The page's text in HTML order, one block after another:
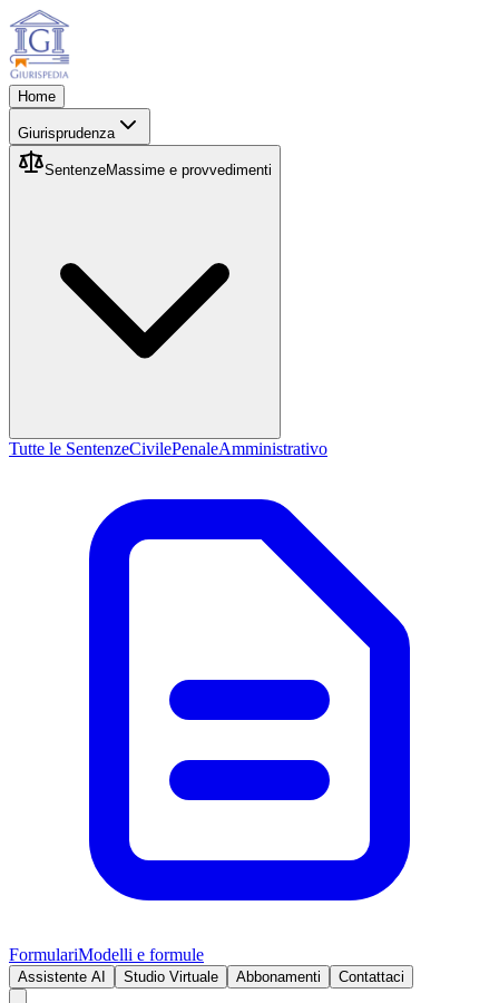
Home
Giurisprudenza
SentenzeMassime e provvedimenti
Tutte le SentenzeCivilePenaleAmministrativo
FormulariModelli e formule
Assistente AI Studio Virtuale Abbonamenti Contattaci